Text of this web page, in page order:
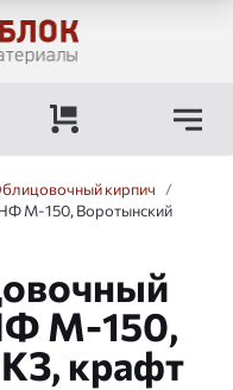
кирпич
/
М-150, Воротынский
М-150,
крафт